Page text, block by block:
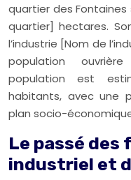
quartier des Fontaines
quartier] hectares.
l’industrie [Nom de
population
population est
habitants, avec une
plan socio-
Le passé
industriel et